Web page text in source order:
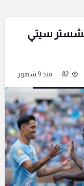
سيتي
82 منذ 9 شهور